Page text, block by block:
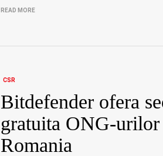
READ MORE
CSR
Bitdefender ofera
gratuita ONG-
Romania